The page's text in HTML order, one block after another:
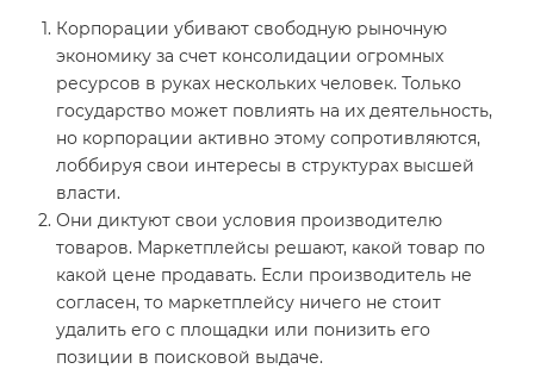
Корпорации убивают свободную рыночную
экономику за счет консолидации огромных
ресурсов в руках нескольких человек. Только
государство может повлиять на их деятельность,
но корпорации активно этому сопротивляются,
лоббируя свои интересы в структурах высшей
власти.
Они диктуют свои условия производителю
товаров. Маркетплейсы решают, какой товар по
какой цене продавать. Если производитель не
согласен, то маркетплейсу ничего не стоит
удалить его с площадки или понизить его
позиции в поисковой выдаче.